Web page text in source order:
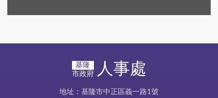
基隆
市政府
人事處
地址：基隆市中正區義一路1號